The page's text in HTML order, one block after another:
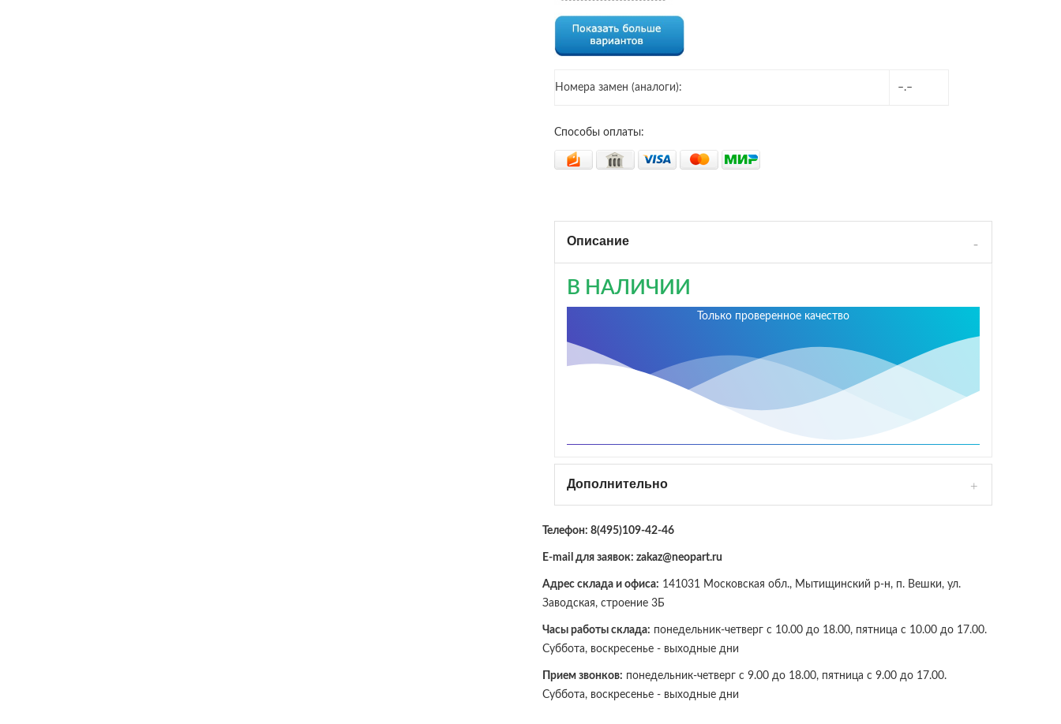
Номера замен (аналоги): –.–
Способы оплаты:
Описание
В НАЛИЧИИ
Только проверенное качество
Дополнительно
Телефон: 8(495)109-42-46
E-mail для заявок: zakaz@neopart.ru
Адрес склада и офиса: 141031 Московская обл., Мытищинский р-н, п. Вешки, ул.
Заводская, строение 3Б
Часы работы склада: понедельник-четверг с 10.00 до 18.00, пятница с 10.00 до 17.00.
Суббота, воскресенье - выходные дни
Прием звонков: понедельник-четверг с 9.00 до 18.00, пятница с 9.00 до 17.00.
Суббота, воскресенье - выходные дни